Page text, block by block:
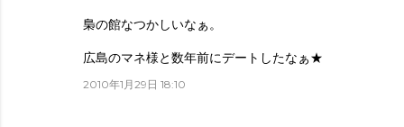
梟の館なつかしいなぁ。
広島のマネ様と数年前にデートしたなぁ★
2010年1月29日 18:10